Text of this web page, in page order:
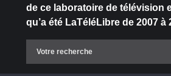
de ce laboratoire de télévision
qu’a été LaTéléLibre de 2007 à